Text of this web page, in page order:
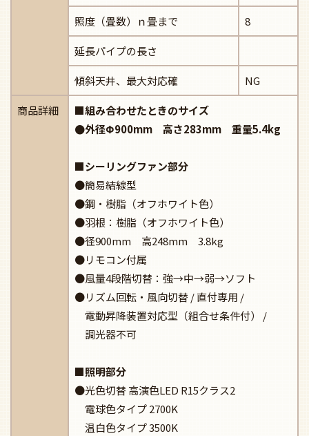
照度（畳数）ｎ畳まで 8
延長パイプの長さ
傾斜天井、最大対応確 NG
商品詳細
■組み合わせたときのサイズ
●外径Φ900mm 高さ283mm 重量5.4kg
■シーリングファン部分
●簡易結線型
●鋼・樹脂（オフホワイト色）
●羽根：樹脂（オフホワイト色）
●径900mm 高248mm 3.8kg
●リモコン付属
●風量4段階切替：強→中→弱→ソフト
●リズム回転・風向切替 / 直付専用 /
電動昇降装置対応型（組合せ条件付） /
調光器不可
■照明部分
●光色切替 高演色LED R15クラス2
電球色タイプ 2700K
温白色タイプ 3500K